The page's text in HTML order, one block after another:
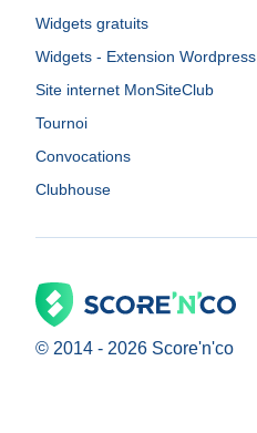
Widgets gratuits
Widgets - Extension Wordpress
Site internet MonSiteClub
Tournoi
Convocations
Clubhouse
© 2014 - 2026 Score'n'co